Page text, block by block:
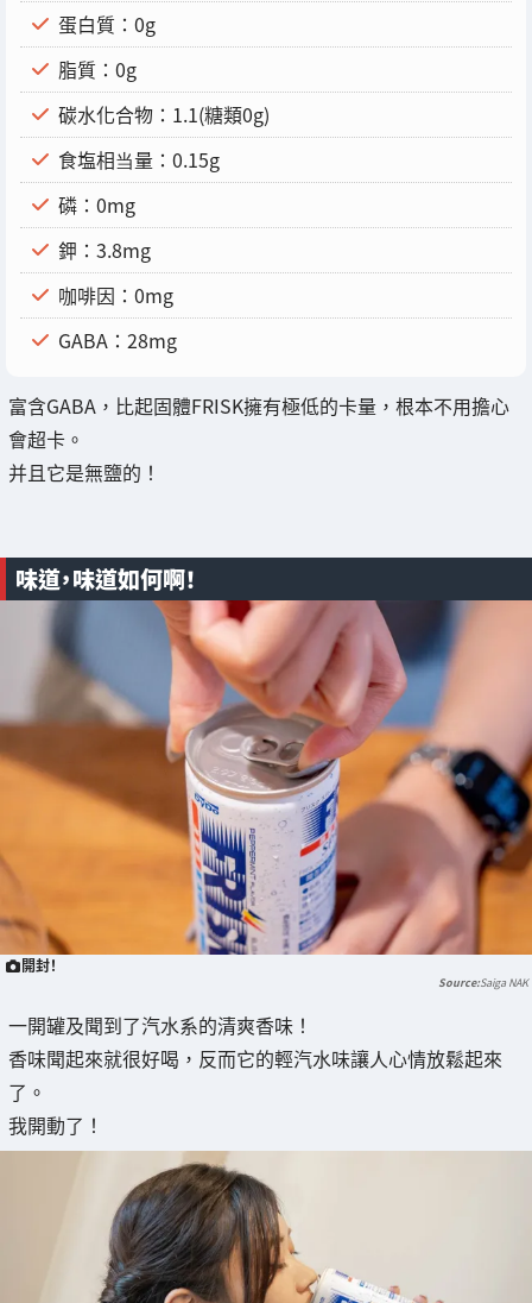
蛋白質：0g
脂質：0g
碳水化合物：1.1(糖類0g)
食塩相当量：0.15g
磷：0mg
鉀：3.8mg
咖啡因：0mg
GABA：28mg
富含GABA，比起固體FRISK擁有極低的卡量，根本不用擔心
會超卡。
并且它是無鹽的！
味道，味道如何啊！
開封！
Saiga NAK
一開罐及聞到了汽水系的清爽香味！
香味聞起來就很好喝，反而它的輕汽水味讓人心情放鬆起來
了。
我開動了！